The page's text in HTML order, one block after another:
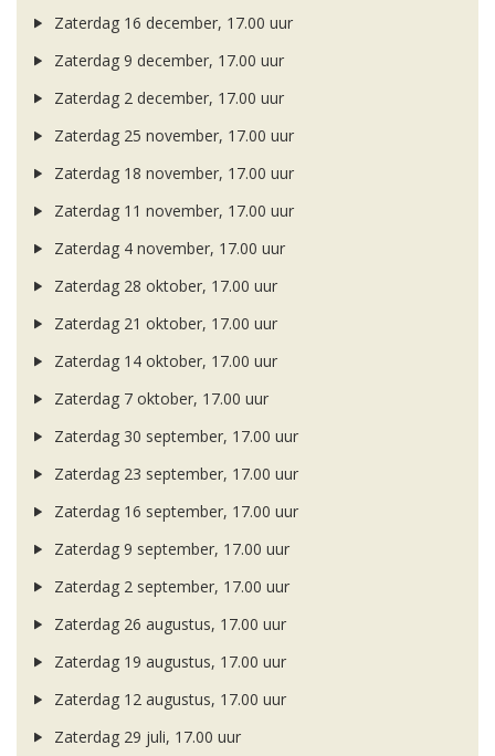
Zaterdag 16 december, 17.00 uur
Zaterdag 9 december, 17.00 uur
Zaterdag 2 december, 17.00 uur
Zaterdag 25 november, 17.00 uur
Zaterdag 18 november, 17.00 uur
Zaterdag 11 november, 17.00 uur
Zaterdag 4 november, 17.00 uur
Zaterdag 28 oktober, 17.00 uur
Zaterdag 21 oktober, 17.00 uur
Zaterdag 14 oktober, 17.00 uur
Zaterdag 7 oktober, 17.00 uur
Zaterdag 30 september, 17.00 uur
Zaterdag 23 september, 17.00 uur
Zaterdag 16 september, 17.00 uur
Zaterdag 9 september, 17.00 uur
Zaterdag 2 september, 17.00 uur
Zaterdag 26 augustus, 17.00 uur
Zaterdag 19 augustus, 17.00 uur
Zaterdag 12 augustus, 17.00 uur
Zaterdag 29 juli, 17.00 uur